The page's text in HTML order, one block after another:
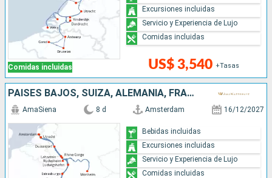
Comidas incluidas US$ 3,540 +Tasas
Excursiones incluidas
Servicio y Experiencia de Lujo
Comidas incluidas
PAISES BAJOS, SUIZA, ALEMANIA, FRANCIA, REPÚBLICA DOMINICANA
AmaSiena 8 d Amsterdam 16/12/2027
Bebidas incluidas
Excursiones incluidas
Servicio y Experiencia de Lujo
Comidas incluidas